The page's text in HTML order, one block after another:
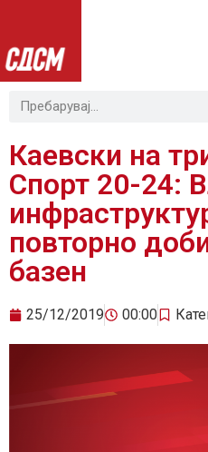
Каевски на
Спорт 20-24:
повторно
базен
25/12/2019 00:00